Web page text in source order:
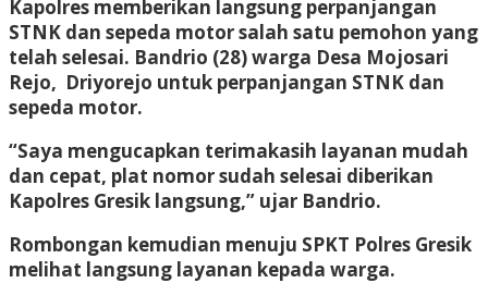
Kapolres memberikan langsung perpanjangan
STNK dan sepeda motor salah satu pemohon yang
telah selesai. Bandrio (28) warga Desa Mojosari
Rejo, Driyorejo untuk perpanjangan STNK dan
sepeda motor.
“Saya mengucapkan terimakasih layanan mudah
dan cepat, plat nomor sudah selesai diberikan
Kapolres Gresik langsung,” ujar Bandrio.
Rombongan kemudian menuju SPKT Polres Gresik
melihat langsung layanan kepada warga.